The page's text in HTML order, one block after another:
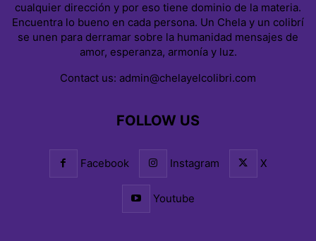
cualquier dirección y por eso tiene dominio de la materia.
Encuentra lo bueno en cada persona. Un Chela y un colibrí
se unen para derramar sobre la humanidad mensajes de
amor, esperanza, armonía y luz.
Contact us: admin@chelayelcolibri.com
FOLLOW US
Facebook Instagram X
Youtube